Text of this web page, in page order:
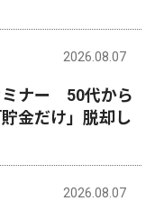
2026.08.07
ミナー 50代から
金だけ」脱却し
2026.08.07